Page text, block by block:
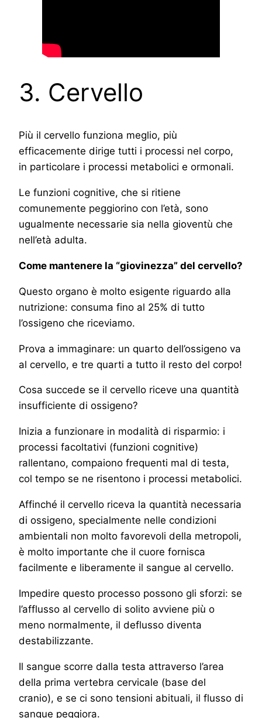
3. Cervello
Più il cervello funziona meglio, più
efficacemente dirige tutti i processi nel corpo,
in particolare i processi metabolici e ormonali.
Le funzioni cognitive, che si ritiene
comunemente peggiorino con l’età, sono
ugualmente necessarie sia nella gioventù che
nell’età adulta.
Come mantenere la “giovinezza” del cervello?
Questo organo è molto esigente riguardo alla
nutrizione: consuma fino al 25% di tutto
l’ossigeno che riceviamo.
Prova a immaginare: un quarto dell’ossigeno va
al cervello, e tre quarti a tutto il resto del corpo!
Cosa succede se il cervello riceve una quantità
insufficiente di ossigeno?
Inizia a funzionare in modalità di risparmio: i
processi facoltativi (funzioni cognitive)
rallentano, compaiono frequenti mal di testa,
col tempo se ne risentono i processi metabolici.
Affinché il cervello riceva la quantità necessaria
di ossigeno, specialmente nelle condizioni
ambientali non molto favorevoli della metropoli,
è molto importante che il cuore fornisca
facilmente e liberamente il sangue al cervello.
Impedire questo processo possono gli sforzi: se
l’afflusso al cervello di solito avviene più o
meno normalmente, il deflusso diventa
destabilizzante.
Il sangue scorre dalla testa attraverso l’area
della prima vertebra cervicale (base del
cranio), e se ci sono tensioni abituali, il flusso di
sangue peggiora.